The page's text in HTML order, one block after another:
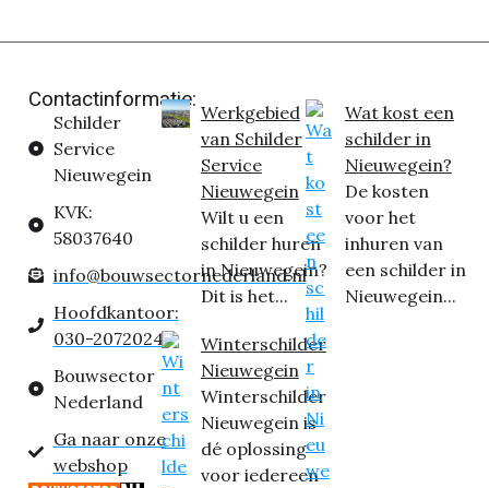
Contactinformatie:
Schilder
Service
Nieuwegein
KVK:
58037640
info@bouwsectornederland.nl
Hoofdkantoor:
030-2072024
Bouwsector
Nederland
Ga naar onze
webshop
Werkgebied
van Schilder
Service
Nieuwegein
Wilt u een
schilder huren
in Nieuwegein?
Dit is het...
Winterschilder
Nieuwegein
Winterschilder
Nieuwegein is
dé oplossing
voor iedereen
Wat kost een
schilder in
Nieuwegein?
De kosten
voor het
inhuren van
een schilder in
Nieuwegein...